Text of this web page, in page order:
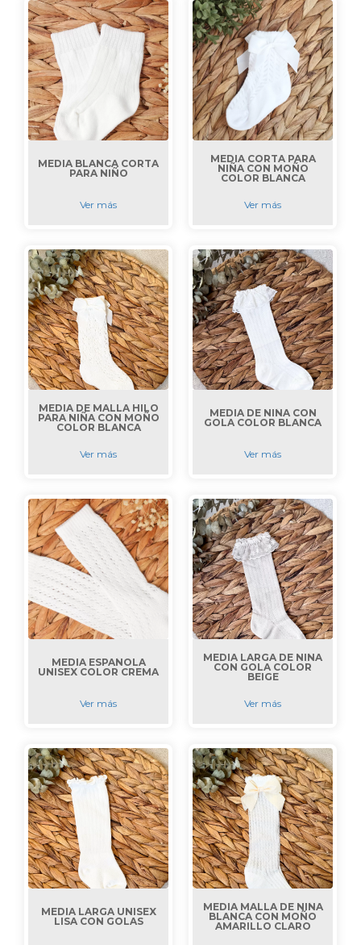
MEDIA BLANCA CORTA
PARA NIÑO
Ver más
MEDIA CORTA PARA
NIÑA CON MOÑO
COLOR BLANCA
Ver más
MEDIA DE MALLA HILO
PARA NIÑA CON MOÑO
COLOR BLANCA
Ver más
MEDIA DE NIÑA CON
GOLA COLOR BLANCA
Ver más
MEDIA ESPAÑOLA
UNISEX COLOR CREMA
Ver más
MEDIA LARGA DE NIÑA
CON GOLA COLOR
BEIGE
Ver más
MEDIA LARGA UNISEX
LISA CON GOLAS
MEDIA MALLA DE NIÑA
BLANCA CON MOÑO
AMARILLO CLARO